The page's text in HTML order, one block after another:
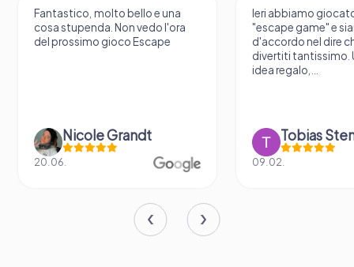
Fantastico, molto bello e una
cosa stupenda. Non vedo l'ora
del prossimo gioco Escape
Nicole Grandt
20.06.
Ieri abbiamo
"escape game" e
d'accordo nel dire
divertiti tantissimo.
idea regalo,...
Tobias
09.02.